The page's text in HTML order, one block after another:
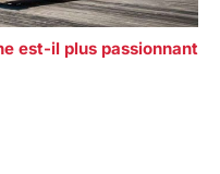
est-il plus passionnant